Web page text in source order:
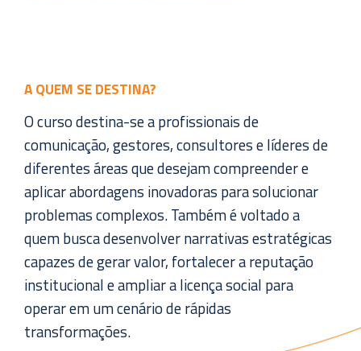
A QUEM SE DESTINA?
O curso destina-se a profissionais de
comunicação, gestores, consultores e líderes de
diferentes áreas que desejam compreender e
aplicar abordagens inovadoras para solucionar
problemas complexos. Também é voltado a
quem busca desenvolver narrativas estratégicas
capazes de gerar valor, fortalecer a reputação
institucional e ampliar a licença social para
operar em um cenário de rápidas
transformações.